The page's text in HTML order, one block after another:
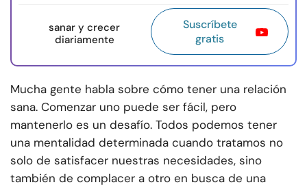
sanar y crecer
diariamente
Suscríbete
gratis
Mucha gente habla sobre cómo tener una relación
sana. Comenzar uno puede ser fácil, pero
mantenerlo es un desafío. Todos podemos tener
una mentalidad determinada cuando tratamos no
solo de satisfacer nuestras necesidades, sino
también de complacer a otro en busca de una